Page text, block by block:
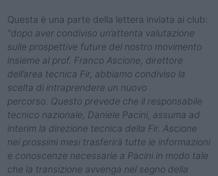
Questa è una parte della lettera inviata ai club:
“dopo aver condiviso un’attenta valutazione
sulle prospettive future del nostro movimento
insieme al prof. Franco Ascione, direttore
dell’area tecnica Fir, abbiamo condiviso la
scelta di intraprendere un nuovo
percorso. Questo prevede che il responsabile
tecnico nazionale, Daniele Pacini, assuma ad
interim la direzione tecnica della Fir. Ascione
nei prossimi mesi trasferirà tutte le informazioni
e conoscenze necessarie a Pacini in modo tale
che la transizione avvenga nel segno della